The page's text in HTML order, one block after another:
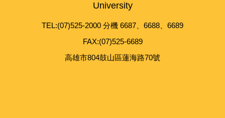
University
TEL:(07)525-2000 分機 6687、6688、6689
FAX:(07)525-6689
高雄市804鼓山區蓮海路70號